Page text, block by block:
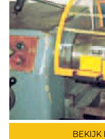
BEKIJK